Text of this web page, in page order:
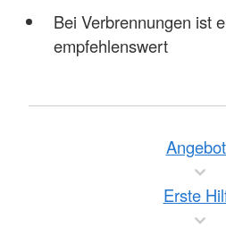
Bei Verbrennungen ist
empfehlenswert
Erste